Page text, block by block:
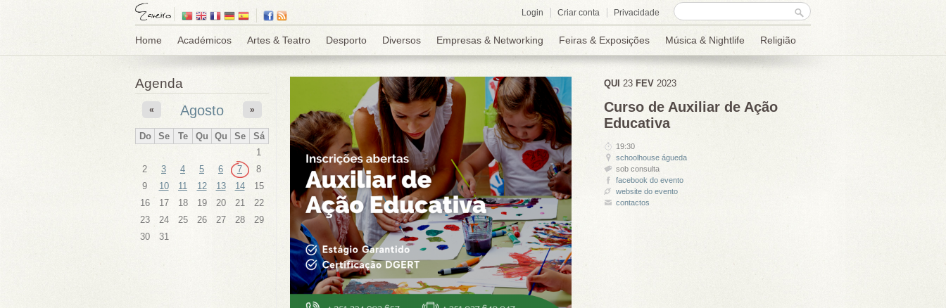
Formulário de
procura
Procurar
Login Criar conta Privacidade
Home Académicos Artes & Teatro Desporto Diversos Empresas & Networking Feiras & Exposições Música & Nightlife Religião
Agenda
Agosto
« »
Do Se Te Qu Qu Se
Sá
1
2
3 4 5 6 7
8
9
10 11 12 13 14
15
16
17 18 19 20 21
22
23
24 25 26 27 28
29
30
31
QUI 23 FEV2023
Curso de Auxiliar de Ação
Educativa
19:30
schoolhouse águeda
sob consulta
facebook do evento
website do evento
contactos